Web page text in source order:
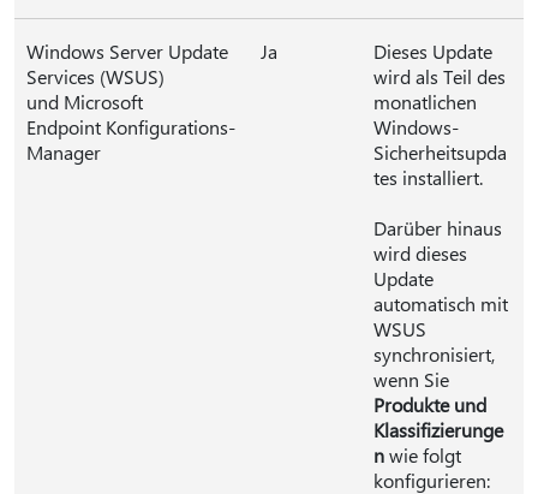
Windows Server Update
Services (WSUS)
und Microsoft
Endpoint Konfigurations-
Manager
Ja
Dieses Update
wird als Teil des
monatlichen
Windows-
Sicherheitsupda
tes installiert.
Darüber hinaus
wird dieses
Update
automatisch mit
WSUS
synchronisiert,
wenn Sie
Produkte und
Klassifizierunge
nwie folgt
konfigurieren: